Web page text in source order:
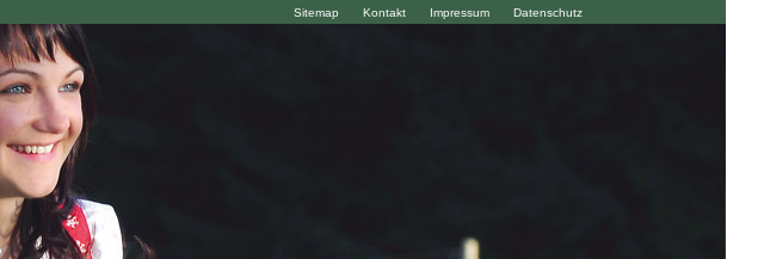
Datenschutz
Impressum
Kontakt
Sitemap